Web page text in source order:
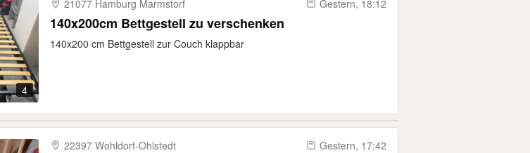
4
21077 Hamburg Marmstorf Gestern, 18:12
140x200cm Bettgestell zu verschenken
140x200 cm Bettgestell zur Couch klappbar
22397 Wohldorf-​Ohlstedt Gestern, 17:42